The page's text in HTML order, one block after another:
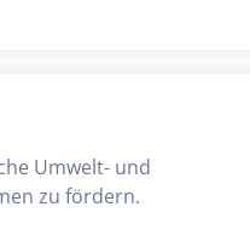
Umwelt- und
zu fördern.